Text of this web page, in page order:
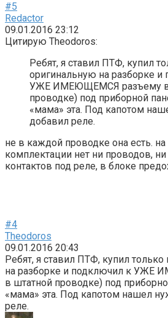
#5
Redactor
09.01.2016 23:12
Цитирую Theodoros:
Ребят, я ставил ПТФ, купил
оригинальную на разборке и
УЖЕ ИМЕЮЩЕМСЯ разъему в
проводке) под приборной
«мама» эта. Под капотом
добавил реле.
не в каждой проводке она есть. на
комплектации нет ни проводов,
контактов под реле, в блоке
#4
Theodoros
09.01.2016 20:43
Ребят, я ставил ПТФ, купил
на разборке и подключил к
в штатной проводке) под
«мама» эта. Под капотом нашел
реле.